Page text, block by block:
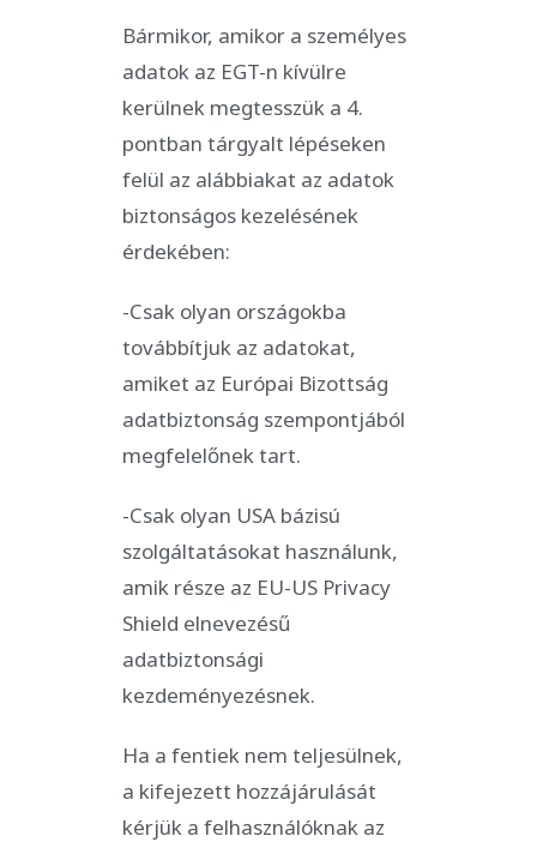
Bármikor, amikor a személyes
adatok az EGT-n kívülre
kerülnek megtesszük a 4.
pontban tárgyalt lépéseken
felül az alábbiakat az adatok
biztonságos kezelésének
érdekében:
-Csak olyan országokba
továbbítjuk az adatokat,
amiket az Európai Bizottság
adatbiztonság szempontjából
megfelelőnek tart.
-Csak olyan USA bázisú
szolgáltatásokat használunk,
amik része az EU-US Privacy
Shield elnevezésű
adatbiztonsági
kezdeményezésnek.
Ha a fentiek nem teljesülnek,
a kifejezett hozzájárulását
kérjük a felhasználóknak az